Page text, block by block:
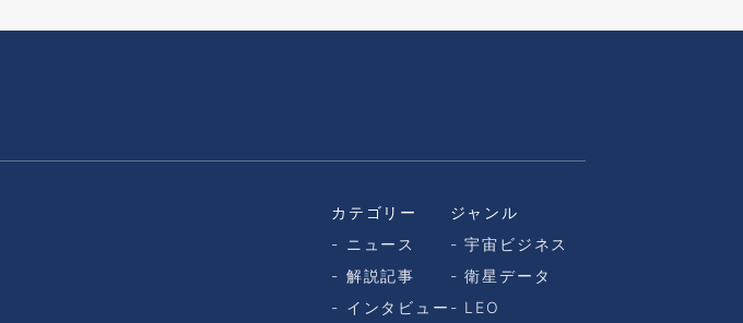
カテゴリー
ニュース
解説記事
インタビュー
ジャンル
宇宙ビジネス
衛星データ
LEO